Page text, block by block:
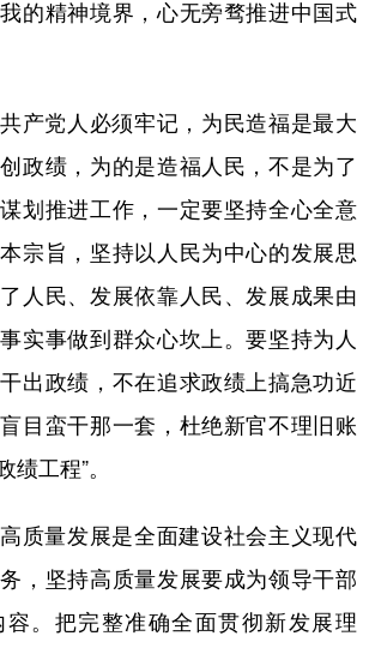
甘肃 青海 宁夏
Español Français عربى
日本語 한국어
Português
的精神境界，心无旁骛推进中国式
党人必须牢记，为民造福是最大
政绩，为的是造福人民，不是为了
划推进工作，一定要坚持全心全意
宗旨，坚持以人民为中心的发展思
人民、发展依靠人民、发展成果由
实事做到群众心坎上。要坚持为人
出政绩，不在追求政绩上搞急功近
目蛮干那一套，杜绝新官不理旧账
绩工程”。
量发展是全面建设社会主义现代
，坚持高质量发展要成为领导干部
。把完整准确全面贯彻新发展理